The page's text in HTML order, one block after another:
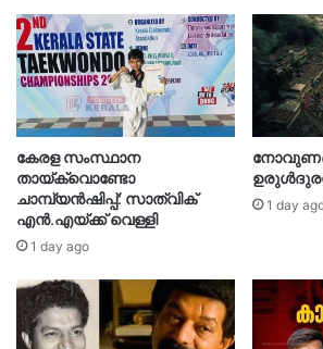
കേരള സംസ്ഥാന
തായ്‌ക്വൊണ്ടോ
ചാമ്പ്യൻഷിപ്പ്: സാത്വിക്
എൻ.എയ്ക്ക് വെള്ളി
1 day ago
1 day